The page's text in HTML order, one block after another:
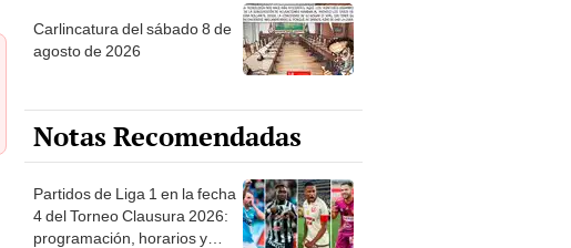
Carlincatura del sábado 8 de
agosto de 2026
Notas Recomendadas
Partidos de Liga 1 en la fecha
4 del Torneo Clausura 2026:
programación, horarios y